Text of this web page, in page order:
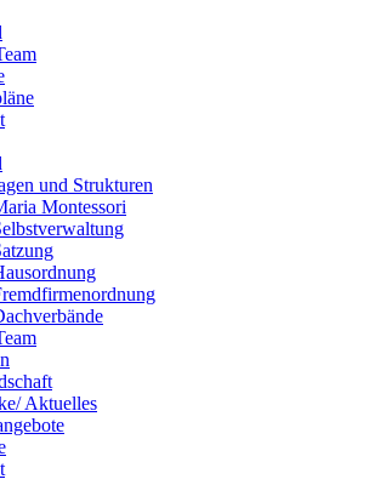
und Strukturen
Montessori
Aktuelles